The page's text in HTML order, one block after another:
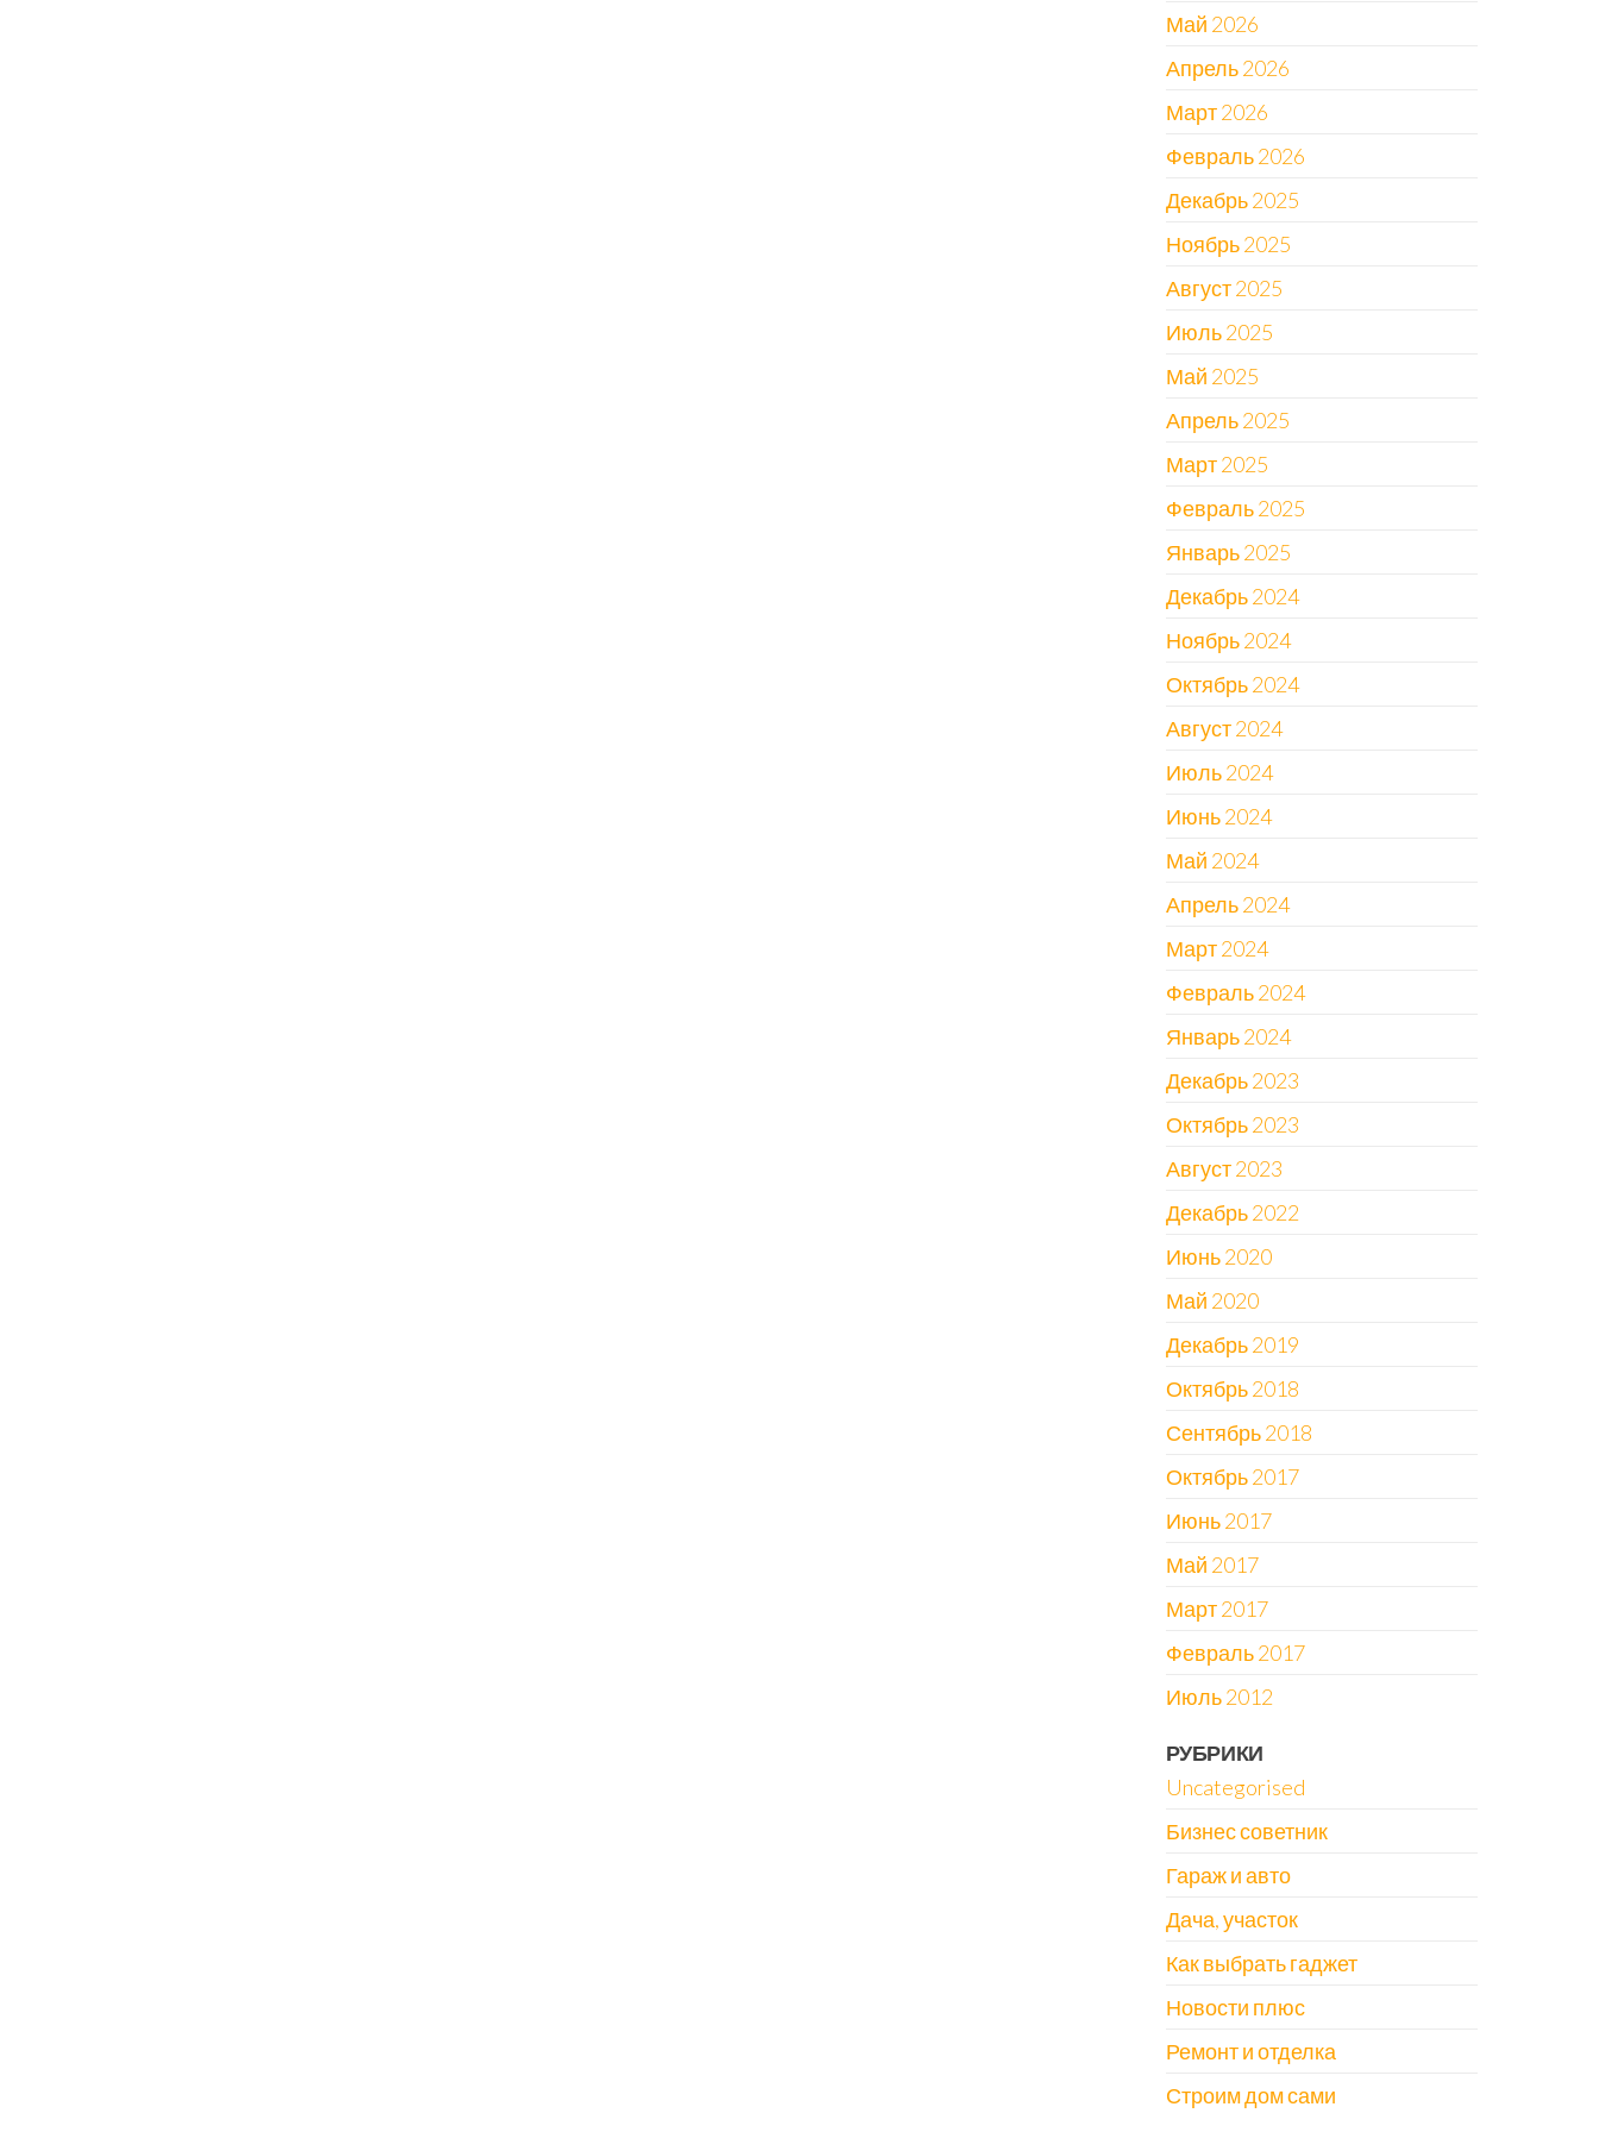
Май 2026
Апрель 2026
Март 2026
Февраль 2026
Декабрь 2025
Ноябрь 2025
Август 2025
Июль 2025
Май 2025
Апрель 2025
Март 2025
Февраль 2025
Январь 2025
Декабрь 2024
Ноябрь 2024
Октябрь 2024
Август 2024
Июль 2024
Июнь 2024
Май 2024
Апрель 2024
Март 2024
Февраль 2024
Январь 2024
Декабрь 2023
Октябрь 2023
Август 2023
Декабрь 2022
Июнь 2020
Май 2020
Декабрь 2019
Октябрь 2018
Сентябрь 2018
Октябрь 2017
Июнь 2017
Май 2017
Март 2017
Февраль 2017
Июль 2012
РУБРИКИ
Uncategorised
Бизнес советник
Гараж и авто
Дача, участок
Как выбрать гаджет
Новости плюс
Ремонт и отделка
Строим дом сами